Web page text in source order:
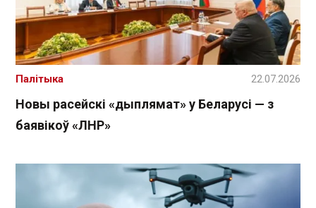
Новы расейскі «дыплямат» у Беларусі — з
баявікоў «ЛНР»
Палітыка 22.07.2026